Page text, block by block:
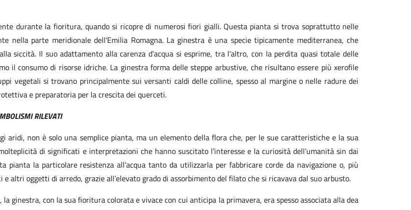
durante la fioritura, quando si ricopre di numerosi fiori gialli. Questa pianta si trova soprattutto nelle
nella parte meridionale dell’Emilia Romagna. La ginestra è una specie tipicamente mediterranea, che
siccità. Il suo adattamento alla carenza d’acqua si esprime, tra l’altro, con la perdita quasi totale delle
il consumo di risorse idriche. La ginestra forma delle steppe arbustive, che risultano essere più xerofile
vegetali si trovano principalmente sui versanti caldi delle colline, spesso al margine o nelle radure dei
e preparatoria per la crescita dei querceti.
RILEVATI
aridi, non è solo una semplice pianta, ma un elemento della flora che, per le sue caratteristiche e la sua
di significati e interpretazioni che hanno suscitato l’interesse e la curiosità dell’umanità sin dai
pianta la particolare resistenza all’acqua tanto da utilizzarla per fabbricare corde da navigazione o, più
altri oggetti di arredo, grazie all’elevato grado di assorbimento del filato che si ricavava dal suo arbusto.
ginestra, con la sua fioritura colorata e vivace con cui anticipa la primavera, era spesso associata alla dea